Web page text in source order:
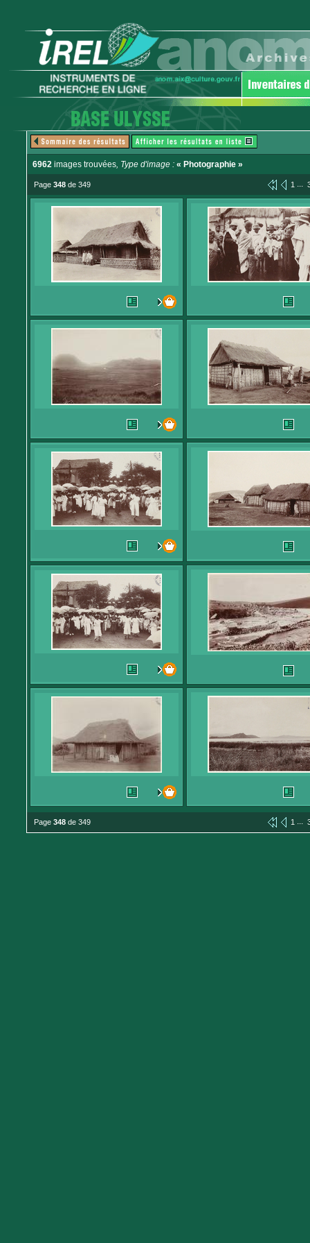
6962 images trouvées, Type d'image : « Photographie »
Page 348 de 349 1 ...
Page 348 de 349 1 ...